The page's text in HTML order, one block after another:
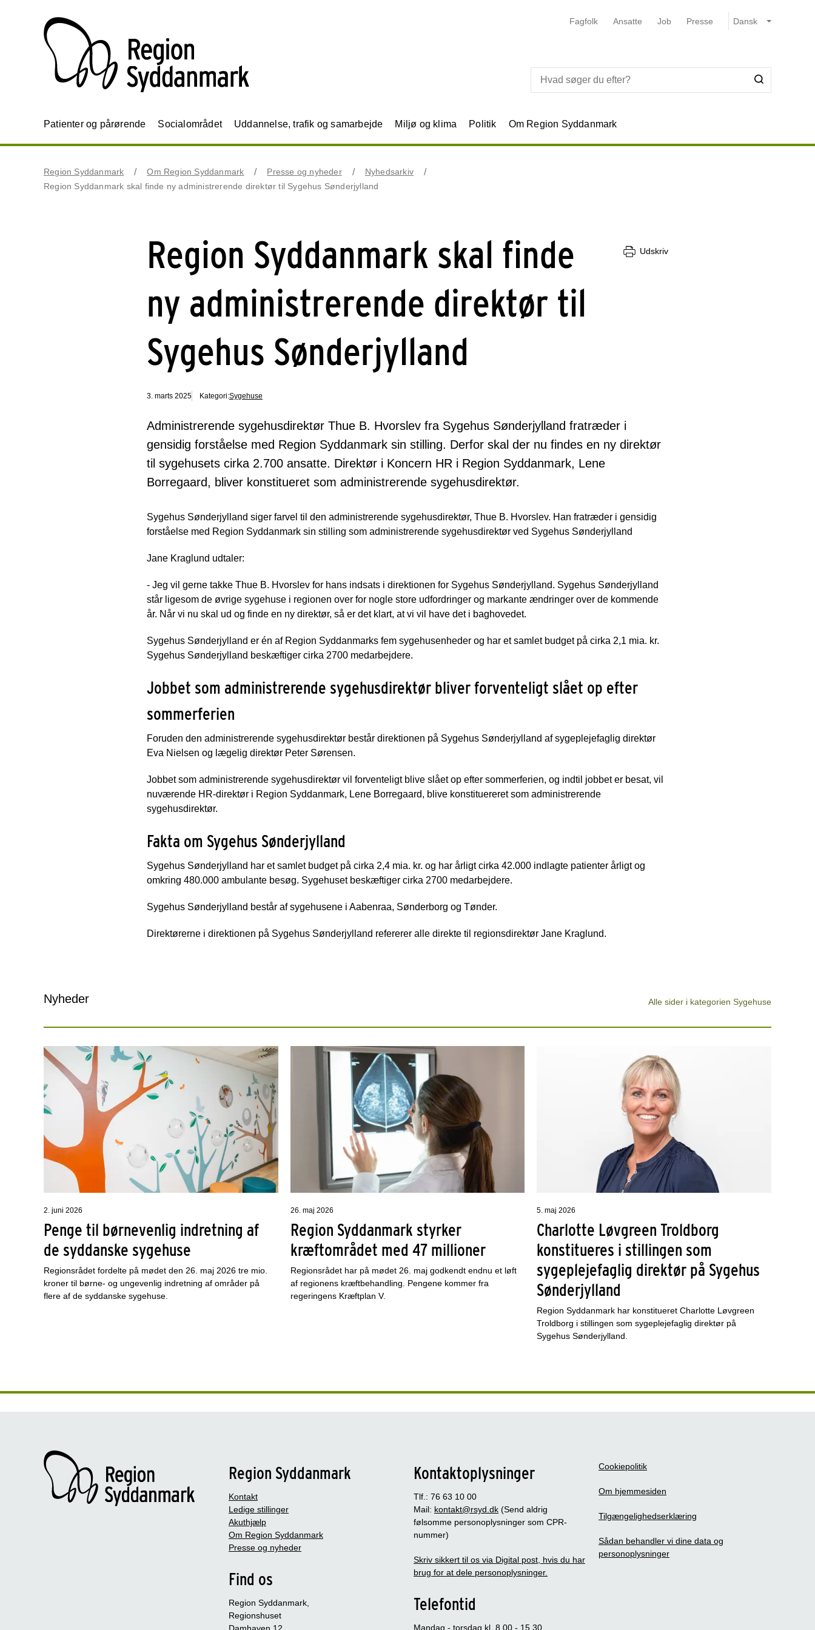
Fagfolk Ansatte Job Presse
Patienter og pårørende Socialområdet Uddannelse, trafik og samarbejde Miljø og klima Politik Om Region Syddanmark
Region Syddanmark Om Region Syddanmark Presse og nyheder
Nyhedsarkiv
Region Syddanmark skal finde ny administrerende direktør til Sygehus Sønderjylland
Region Syddanmark skal finde
ny administrerende direktør til
Sygehus Sønderjylland
Udskriv
3. marts 2025 Kategori:Sygehuse
Administrerende sygehusdirektør Thue B. Hvorslev fra Sygehus Sønderjylland fratræder i
gensidig forståelse med Region Syddanmark sin stilling. Derfor skal der nu findes en ny direktør
til sygehusets cirka 2.700 ansatte. Direktør i Koncern HR i Region Syddanmark, Lene
Borregaard, bliver konstitueret som administrerende sygehusdirektør.
Sygehus Sønderjylland siger farvel til den administrerende sygehusdirektør, Thue B. Hvorslev. Han fratræder i gensidig
forståelse med Region Syddanmark sin stilling som administrerende sygehusdirektør ved Sygehus Sønderjylland
Jane Kraglund udtaler:
- Jeg vil gerne takke Thue B. Hvorslev for hans indsats i direktionen for Sygehus Sønderjylland. Sygehus Sønderjylland
står ligesom de øvrige sygehuse i regionen over for nogle store udfordringer og markante ændringer over de kommende
år. Når vi nu skal ud og finde en ny direktør, så er det klart, at vi vil have det i baghovedet.
Sygehus Sønderjylland er én af Region Syddanmarks fem sygehusenheder og har et samlet budget på cirka 2,1 mia. kr.
Sygehus Sønderjylland beskæftiger cirka 2700 medarbejdere.
Jobbet som administrerende sygehusdirektør bliver forventeligt slået op efter
sommerferien
Foruden den administrerende sygehusdirektør består direktionen på Sygehus Sønderjylland af sygeplejefaglig direktør
Eva Nielsen og lægelig direktør Peter Sørensen.
Jobbet som administrerende sygehusdirektør vil forventeligt blive slået op efter sommerferien, og indtil jobbet er besat, vil
nuværende HR-direktør i Region Syddanmark, Lene Borregaard, blive konstituereret som administrerende
sygehusdirektør.
Fakta om Sygehus Sønderjylland
Sygehus Sønderjylland har et samlet budget på cirka 2,4 mia. kr. og har årligt cirka 42.000 indlagte patienter årligt og
omkring 480.000 ambulante besøg. Sygehuset beskæftiger cirka 2700 medarbejdere.
Sygehus Sønderjylland består af sygehusene i Aabenraa, Sønderborg og Tønder.
Direktørerne i direktionen på Sygehus Sønderjylland refererer alle direkte til regionsdirektør Jane Kraglund.
Nyheder Alle sider i kategorien Sygehuse
2. juni 2026
Penge til børnevenlig indretning af
de syddanske sygehuse
Regionsrådet fordelte på mødet den 26. maj 2026 tre mio.
kroner til børne- og ungevenlig indretning af områder på
flere af de syddanske sygehuse.
26. maj 2026
Region Syddanmark styrker
kræftområdet med 47 millioner
Regionsrådet har på mødet 26. maj godkendt endnu et løft
af regionens kræftbehandling. Pengene kommer fra
regeringens Kræftplan V.
5. maj 2026
Charlotte Løvgreen Troldborg
konstitueres i stillingen som
sygeplejefaglig direktør på Sygehus
Sønderjylland
Region Syddanmark har konstitueret Charlotte Løvgreen
Troldborg i stillingen som sygeplejefaglig direktør på
Sygehus Sønderjylland.
Region Syddanmark
Kontakt
Ledige stillinger
Akuthjælp
Om Region Syddanmark
Presse og nyheder
Find os
Region Syddanmark,
Regionshuset
Damhaven 12
Kontaktoplysninger
Tlf.: 76 63 10 00
Mail: kontakt@rsyd.dk (Send aldrig
følsomme personoplysninger som CPR-
nummer)
Skriv sikkert til os via Digital post, hvis du har
brug for at dele personoplysninger.
Telefontid
Mandag - torsdag kl. 8.00 - 15.30
Cookiepolitik
Om hjemmesiden
Tilgængelighedserklæring
Sådan behandler vi dine data og
personoplysninger